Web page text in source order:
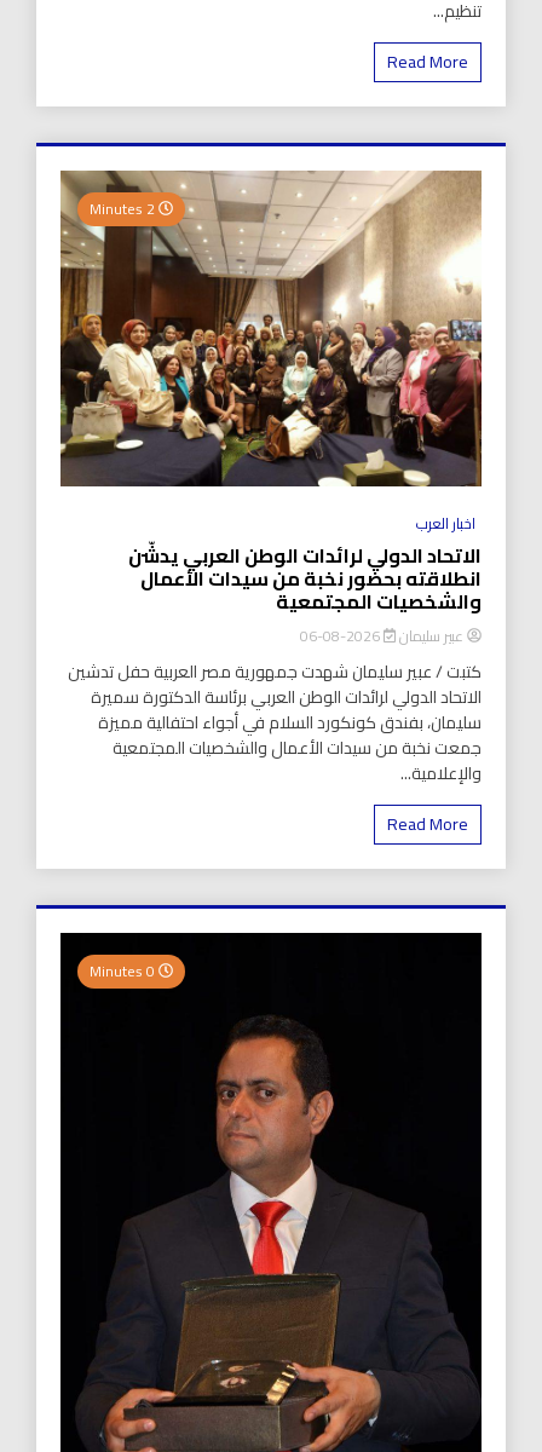
تنظيم...
Read More
اخبار العرب
الاتحاد الدولي لرائدات الوطن العربي يدشّن
انطلاقته بحضور نخبة من سيدات الأعمال
والشخصيات المجتمعية
عبير سليمان 2026-08-06
كتبت / عبير سليمان شهدت جمهورية مصر العربية حفل تدشين
الاتحاد الدولي لرائدات الوطن العربي برئاسة الدكتورة سميرة
سليمان، بفندق كونكورد السلام في أجواء احتفالية مميزة
جمعت نخبة من سيدات الأعمال والشخصيات المجتمعية
والإعلامية...
Read More